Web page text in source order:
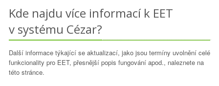
Kde najdu více informací k EET
v systému Cézar?
Další informace týkající se aktualizací, jako jsou termíny uvolnění celé
funkcionality pro EET, přesnější popis fungování apod., naleznete na
této stránce.